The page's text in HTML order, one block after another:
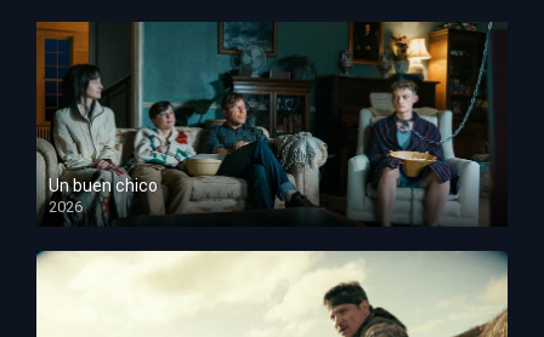
Un buen chico
2026
HD 1080p